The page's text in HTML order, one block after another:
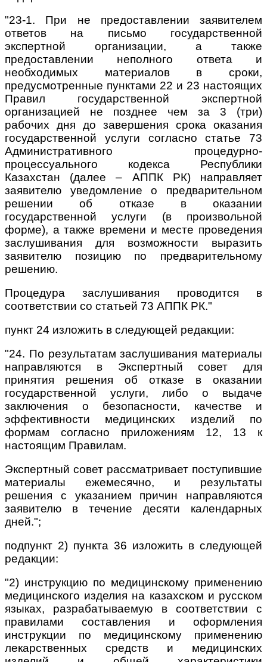
"23-1. При не предоставлении заявителем
ответов на письмо государственной
экспертной организации, а также
предоставлении неполного ответа и
необходимых материалов в сроки,
предусмотренные пунктами 22 и 23 настоящих
Правил государственной экспертной
организацией не позднее чем за 3 (три)
рабочих дня до завершения срока оказания
государственной услуги согласно статье 73
Административного процедурно-
процессуального кодекса Республики
Казахстан (далее – АППК РК) направляет
заявителю уведомление о предварительном
решении об отказе в оказании
государственной услуги (в произвольной
форме), а также времени и месте проведения
заслушивания для возможности выразить
заявителю позицию по предварительному
решению.
Процедура заслушивания проводится в
соответствии со статьей 73 АППК РК."
пункт 24 изложить в следующей редакции:
"24. По результатам заслушивания материалы
направляются в Экспертный совет для
принятия решения об отказе в оказании
государственной услуги, либо о выдаче
заключения о безопасности, качестве и
эффективности медицинских изделий по
формам согласно приложениям 12, 13 к
настоящим Правилам.
Экспертный совет рассматривает поступившие
материалы ежемесячно, и результаты
решения с указанием причин направляются
заявителю в течение десяти календарных
дней.";
подпункт 2) пункта 36 изложить в следующей
редакции:
"2) инструкцию по медицинскому применению
медицинского изделия на казахском и русском
языках, разрабатываемую в соответствии с
правилами составления и оформления
инструкции по медицинскому применению
лекарственных средств и медицинских